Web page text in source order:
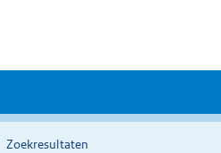
Zoekresultaten